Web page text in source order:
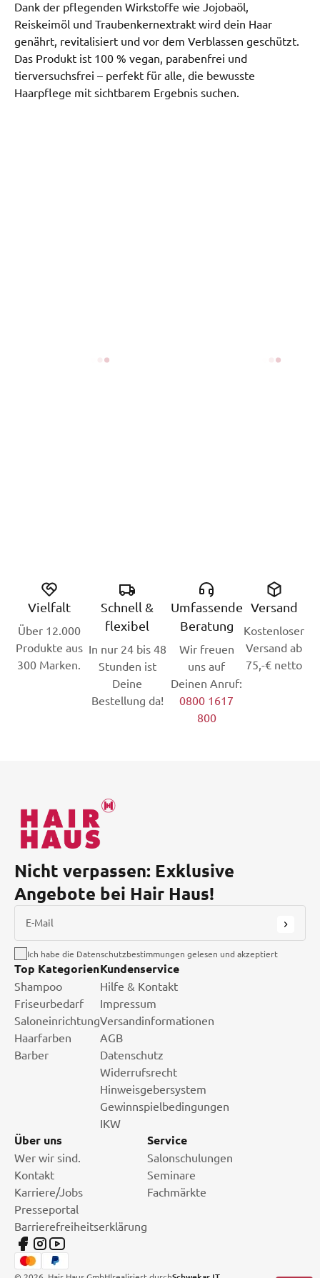
Dank der pflegenden Wirkstoffe wie Jojobaöl,
Reiskeimöl und Traubenkernextrakt wird dein Haar
genährt, revitalisiert und vor dem Verblassen geschützt.
Das Produkt ist 100 % vegan, parabenfrei und
tierversuchsfrei – perfekt für alle, die bewusste
Haarpflege mit sichtbarem Ergebnis suchen.
Vielfalt
Über 12.000
Produkte aus
300 Marken.
Schnell &
flexibel
In nur 24 bis 48
Stunden ist
Deine
Bestellung da!
Umfassende
Beratung
Wir freuen
uns auf
Deinen Anruf:
0800 1617
800
Versand
Kostenloser
Versand ab
75,-€ netto
Nicht verpassen: Exklusive
Angebote bei Hair Haus!
E-Mail
Ich habe die Datenschutzbestimmungen gelesen und akzeptiert
Top Kategorien
Shampoo
Friseurbedarf
Saloneinrichtung
Haarfarben
Barber
Kundenservice
Hilfe & Kontakt
Impressum
Versandinformationen
AGB
Datenschutz
Widerrufsrecht
Hinweisgebersystem
Gewinnspielbedingungen
IKW
Über uns
Wer wir sind.
Kontakt
Karriere/Jobs
Presseportal
Barrierefreiheitserklärung
Service
Salonschulungen
Seminare
Fachmärkte